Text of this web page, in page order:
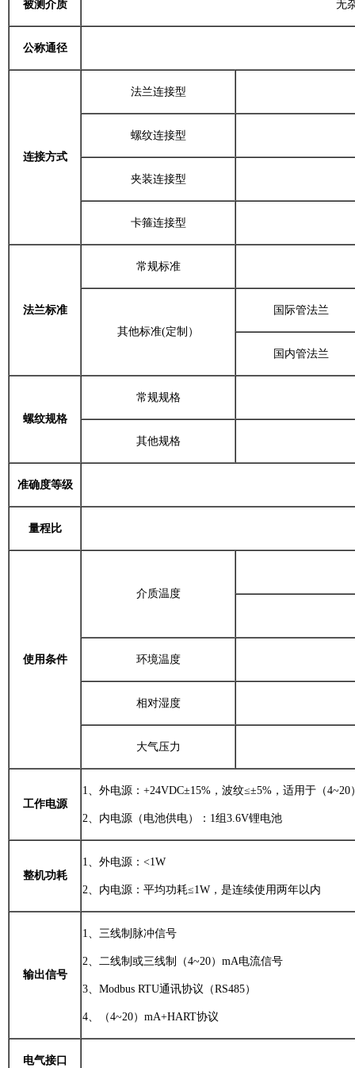
被测介质 无
公称通径
连接方式
法兰连接型
螺纹连接型
夹装连接型
卡箍连接型
法兰标准
常规标准
其他标准(定制）
国际管法兰
国内管法兰
螺纹规格
常规规格
其他规格
准确度等级
量程比
使用条件
介质温度
环境温度
相对湿度
大气压力
工作电源
1、外电源：+24VDC±15%，波纹≤±5%，适用于（
2、内电源（电池供电）：1组3.6V锂电池
整机功耗
1、外电源：<1W
2、内电源：平均功耗≤1W，是连续使用两年以内
输出信号
1、三线制脉冲信号
2、二线制或三线制（4~20）mA电流信号
3、Modbus RTU通讯协议（RS485）
4、（4~20）mA+HART协议
电气接口